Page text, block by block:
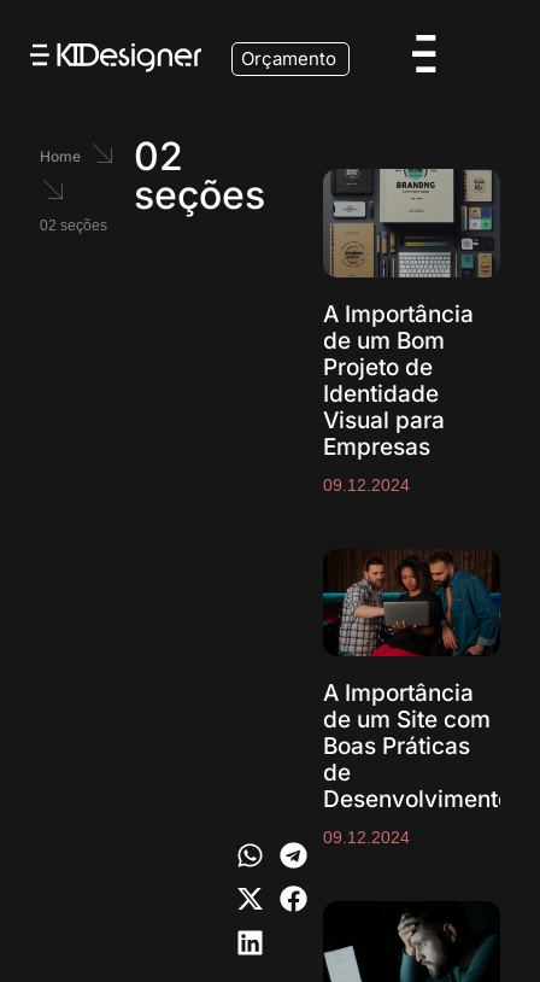
Orçamento
Home
02 seções
02
seções
A Importância
de um Bom
Projeto de
Identidade
Visual para
Empresas
09.12.2024
A Importância
de um Site com
Boas Práticas
de
Desenvolvimento
09.12.2024